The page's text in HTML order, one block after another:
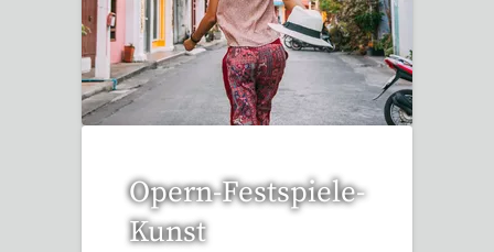
94 Reisen gefunden
Opern-Festspiele-
Kunst